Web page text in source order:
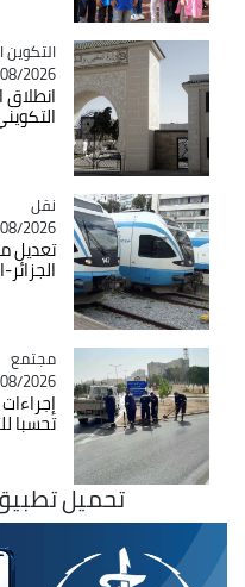
Catégorie
التكوين
08/2026 - 12:41
انطلاق
التكويني
Catégorie
نقل
08/2026 - 11:56
تعديل
الجزائر-
Catégorie
مجتمع
08/2026 - 10:42
تحسبا
تحميل تطبيق